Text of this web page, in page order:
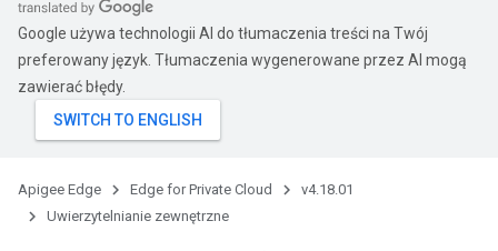
Google używa technologii AI do tłumaczenia treści na Twój
preferowany język. Tłumaczenia wygenerowane przez AI mogą
zawierać błędy.
Apigee Edge Edge for Private Cloud
v4.18.01
Uwierzytelnianie zewnętrzne